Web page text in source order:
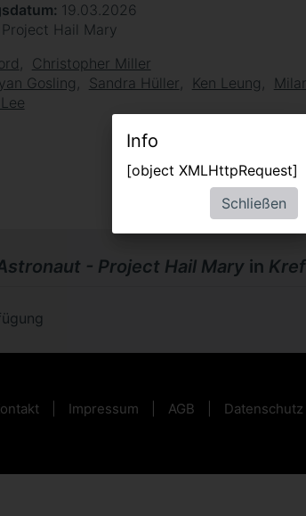
19.03.2026
Project Hail Mary
Christopher Miller
Gosling Sandra Hüller Ken Leung
- Project Hail Mary in
Impressum AGB Datenschutz
Info
[object XMLHttpRequest]
Schließen